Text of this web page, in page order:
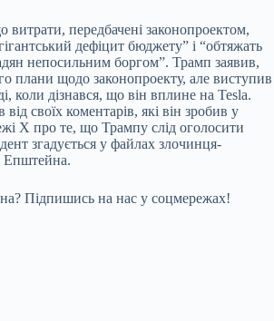
передбачені законопроектом,
дефіцит бюджету” і “обтяжать
непосильним боргом”. Трамп заявив,
плани щодо законопроекту, але виступив
коли дізнався, що він вплине на Tesla.
своїх коментарів, які він зробив у
X про те, що Трампу слід оголосити
згадується у файлах злочинця-
Епштейна.
Підпишись на нас у соцмережах!